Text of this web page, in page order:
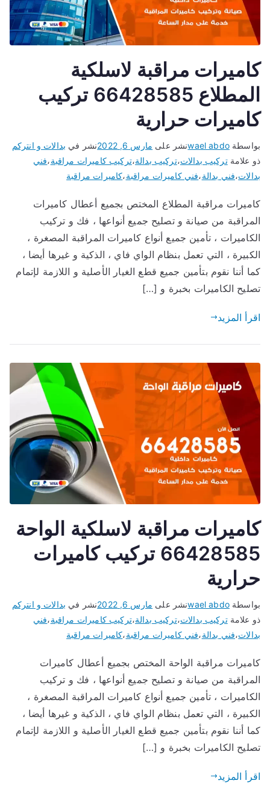
كاميرات مراقبة لاسلكية
المطلاع 66428585 تركيب
كاميرات حرارية
بواسطةwael abdoنشر على مارس 6, 2022 نشر في بدالات و انتركم
ذو علامةتركيب بدالات،تركيب بدالة،تركيب كاميرات مراقبة،فني
بدالات،فني بدالة،فني كاميرات مراقبة،كاميرات مراقبة
كاميرات مراقبة المطلاع المختص بجميع أعطال كاميرات
المراقبة من صيانة و تصليح جميع أنواعها ، فك و تركيب
الكاميرات ، تأمين جميع أنواع كاميرات المراقبة المصغرة ،
الكبيرة ، التي تعمل بنظام الواي فاي ، الذكية و غيرها أيضا ،
كما أننا نقوم بتأمين جميع قطع الغيار الأصلية و اللازمة لإتمام
تصليح الكاميرات بخبرة و […]
اقرأ المزيد
كاميرات مراقبة لاسلكية الواحة
66428585 تركيب كاميرات
حرارية
بواسطةwael abdoنشر على مارس 6, 2022 نشر في بدالات و انتركم
ذو علامةتركيب بدالات،تركيب بدالة،تركيب كاميرات مراقبة،فني
بدالات،فني بدالة،فني كاميرات مراقبة،كاميرات مراقبة
كاميرات مراقبة الواحة المختص بجميع أعطال كاميرات
المراقبة من صيانة و تصليح جميع أنواعها ، فك و تركيب
الكاميرات ، تأمين جميع أنواع كاميرات المراقبة المصغرة ،
الكبيرة ، التي تعمل بنظام الواي فاي ، الذكية و غيرها أيضا ،
كما أننا نقوم بتأمين جميع قطع الغيار الأصلية و اللازمة لإتمام
تصليح الكاميرات بخبرة و […]
اقرأ المزيد